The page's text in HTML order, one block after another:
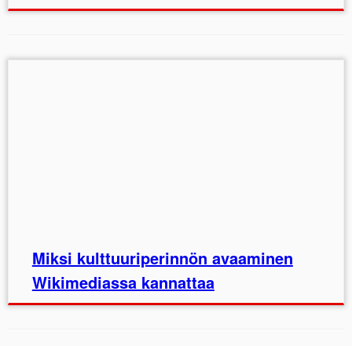
Miksi kulttuuriperinnön avaaminen
Wikimediassa kannattaa